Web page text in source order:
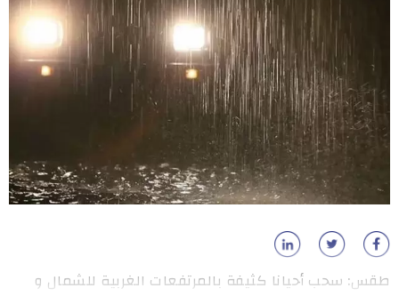
طقس: سحب أحيانا كثيفة بالمرتفعات الغربية للشمال و